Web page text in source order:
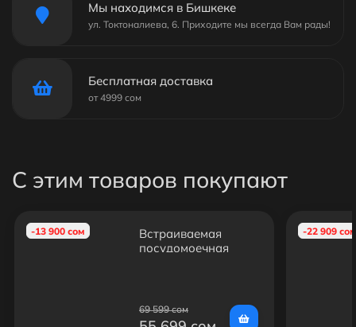
Мы находимся в Бишкеке
ул. Токтоналиева, 6. Приходите мы всегда Вам рады!
Бесплатная доставка
от 4999 сом
С этим товаров покупают
-13 900 сом
Встраиваемая
посудомоечная
69 599 сом
-22 909 сом